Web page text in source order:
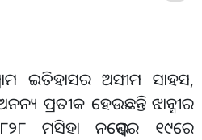
ଇତିହାସର ଅସୀମ ସାହସ,
ପ୍ରତୀକ ହେଉଛନ୍ତି ଝାନ୍ସୀର
ମସିହା ନଭେମ୍ବର ୧୯ରେ